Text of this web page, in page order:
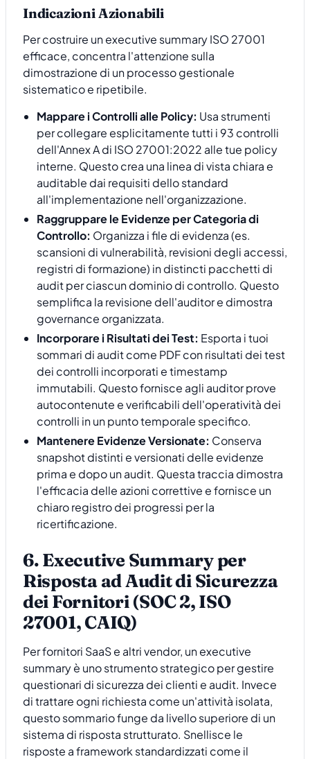
Indicazioni Azionabili
Per costruire un executive summary ISO 27001
efficace, concentra l'attenzione sulla
dimostrazione di un processo gestionale
sistematico e ripetibile.
Mappare i Controlli alle Policy: Usa strumenti
per collegare esplicitamente tutti i 93 controlli
dell'Annex A di ISO 27001:2022 alle tue policy
interne. Questo crea una linea di vista chiara e
auditable dai requisiti dello standard
all'implementazione nell'organizzazione.
Raggruppare le Evidenze per Categoria di
Controllo: Organizza i file di evidenza (es.
scansioni di vulnerabilità, revisioni degli accessi,
registri di formazione) in distincti pacchetti di
audit per ciascun dominio di controllo. Questo
semplifica la revisione dell'auditor e dimostra
governance organizzata.
Incorporare i Risultati dei Test: Esporta i tuoi
sommari di audit come PDF con risultati dei test
dei controlli incorporati e timestamp
immutabili. Questo fornisce agli auditor prove
autocontenute e verificabili dell'operatività dei
controlli in un punto temporale specifico.
Mantenere Evidenze Versionate: Conserva
snapshot distinti e versionati delle evidenze
prima e dopo un audit. Questa traccia dimostra
l'efficacia delle azioni correttive e fornisce un
chiaro registro dei progressi per la
ricertificazione.
6. Executive Summary per
Risposta ad Audit di Sicurezza
dei Fornitori (SOC 2, ISO
27001, CAIQ)
Per fornitori SaaS e altri vendor, un executive
summary è uno strumento strategico per gestire
questionari di sicurezza dei clienti e audit. Invece
di trattare ogni richiesta come un'attività isolata,
questo sommario funge da livello superiore di un
sistema di risposta strutturato. Snellisce le
risposte a framework standardizzati come il